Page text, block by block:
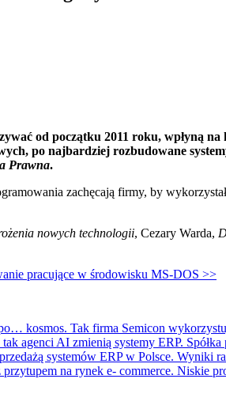
od początku 2011 roku, wpłyną
po najbardziej rozbudowane
Prawna.
zachęcają firmy, by
nowych technologii, Cezary Warda,
pracujące w środowisku MS-DOS >>
kosmos. Tak firma Semicon
tak agenci AI zmienią systemy ERP.
systemów ERP w Polsce. Wyniki
na rynek e- commerce. Niskie